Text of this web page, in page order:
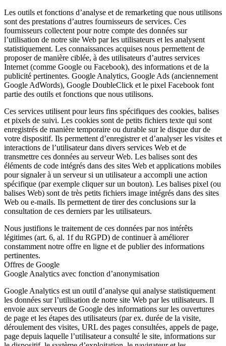
Les outils et fonctions d’analyse et de remarketing que nous utilisons
sont des prestations d’autres fournisseurs de services. Ces
fournisseurs collectent pour notre compte des données sur
l’utilisation de notre site Web par les utilisateurs et les analysent
statistiquement. Les connaissances acquises nous permettent de
proposer de manière ciblée, à des utilisateurs d’autres services
Internet (comme Google ou Facebook), des informations et de la
publicité pertinentes. Google Analytics, Google Ads (anciennement
Google AdWords), Google DoubleClick et le pixel Facebook font
partie des outils et fonctions que nous utilisons.
Ces services utilisent pour leurs fins spécifiques des cookies, balises
et pixels de suivi. Les cookies sont de petits fichiers texte qui sont
enregistrés de manière temporaire ou durable sur le disque dur de
votre dispositif. Ils permettent d’enregistrer et d’analyser les visites et
interactions de l’utilisateur dans divers services Web et de
transmettre ces données au serveur Web. Les balises sont des
éléments de code intégrés dans des sites Web et applications mobiles
pour signaler à un serveur si un utilisateur a accompli une action
spécifique (par exemple cliquer sur un bouton). Les balises pixel (ou
balises Web) sont de très petits fichiers image intégrés dans des sites
Web ou e-mails. Ils permettent de tirer des conclusions sur la
consultation de ces derniers par les utilisateurs.
Nous justifions le traitement de ces données par nos intérêts
légitimes (art. 6, al. 1f du RGPD) de continuer à améliorer
constamment notre offre en ligne et de publier des informations
pertinentes.
Offres de Google
Google Analytics avec fonction d’anonymisation
Google Analytics est un outil d’analyse qui analyse statistiquement
les données sur l’utilisation de notre site Web par les utilisateurs. Il
envoie aux serveurs de Google des informations sur les ouvertures
de page et les étapes des utilisateurs (par ex. durée de la visite,
déroulement des visites, URL des pages consultées, appels de page,
page depuis laquelle l’utilisateur a consulté le site, informations sur